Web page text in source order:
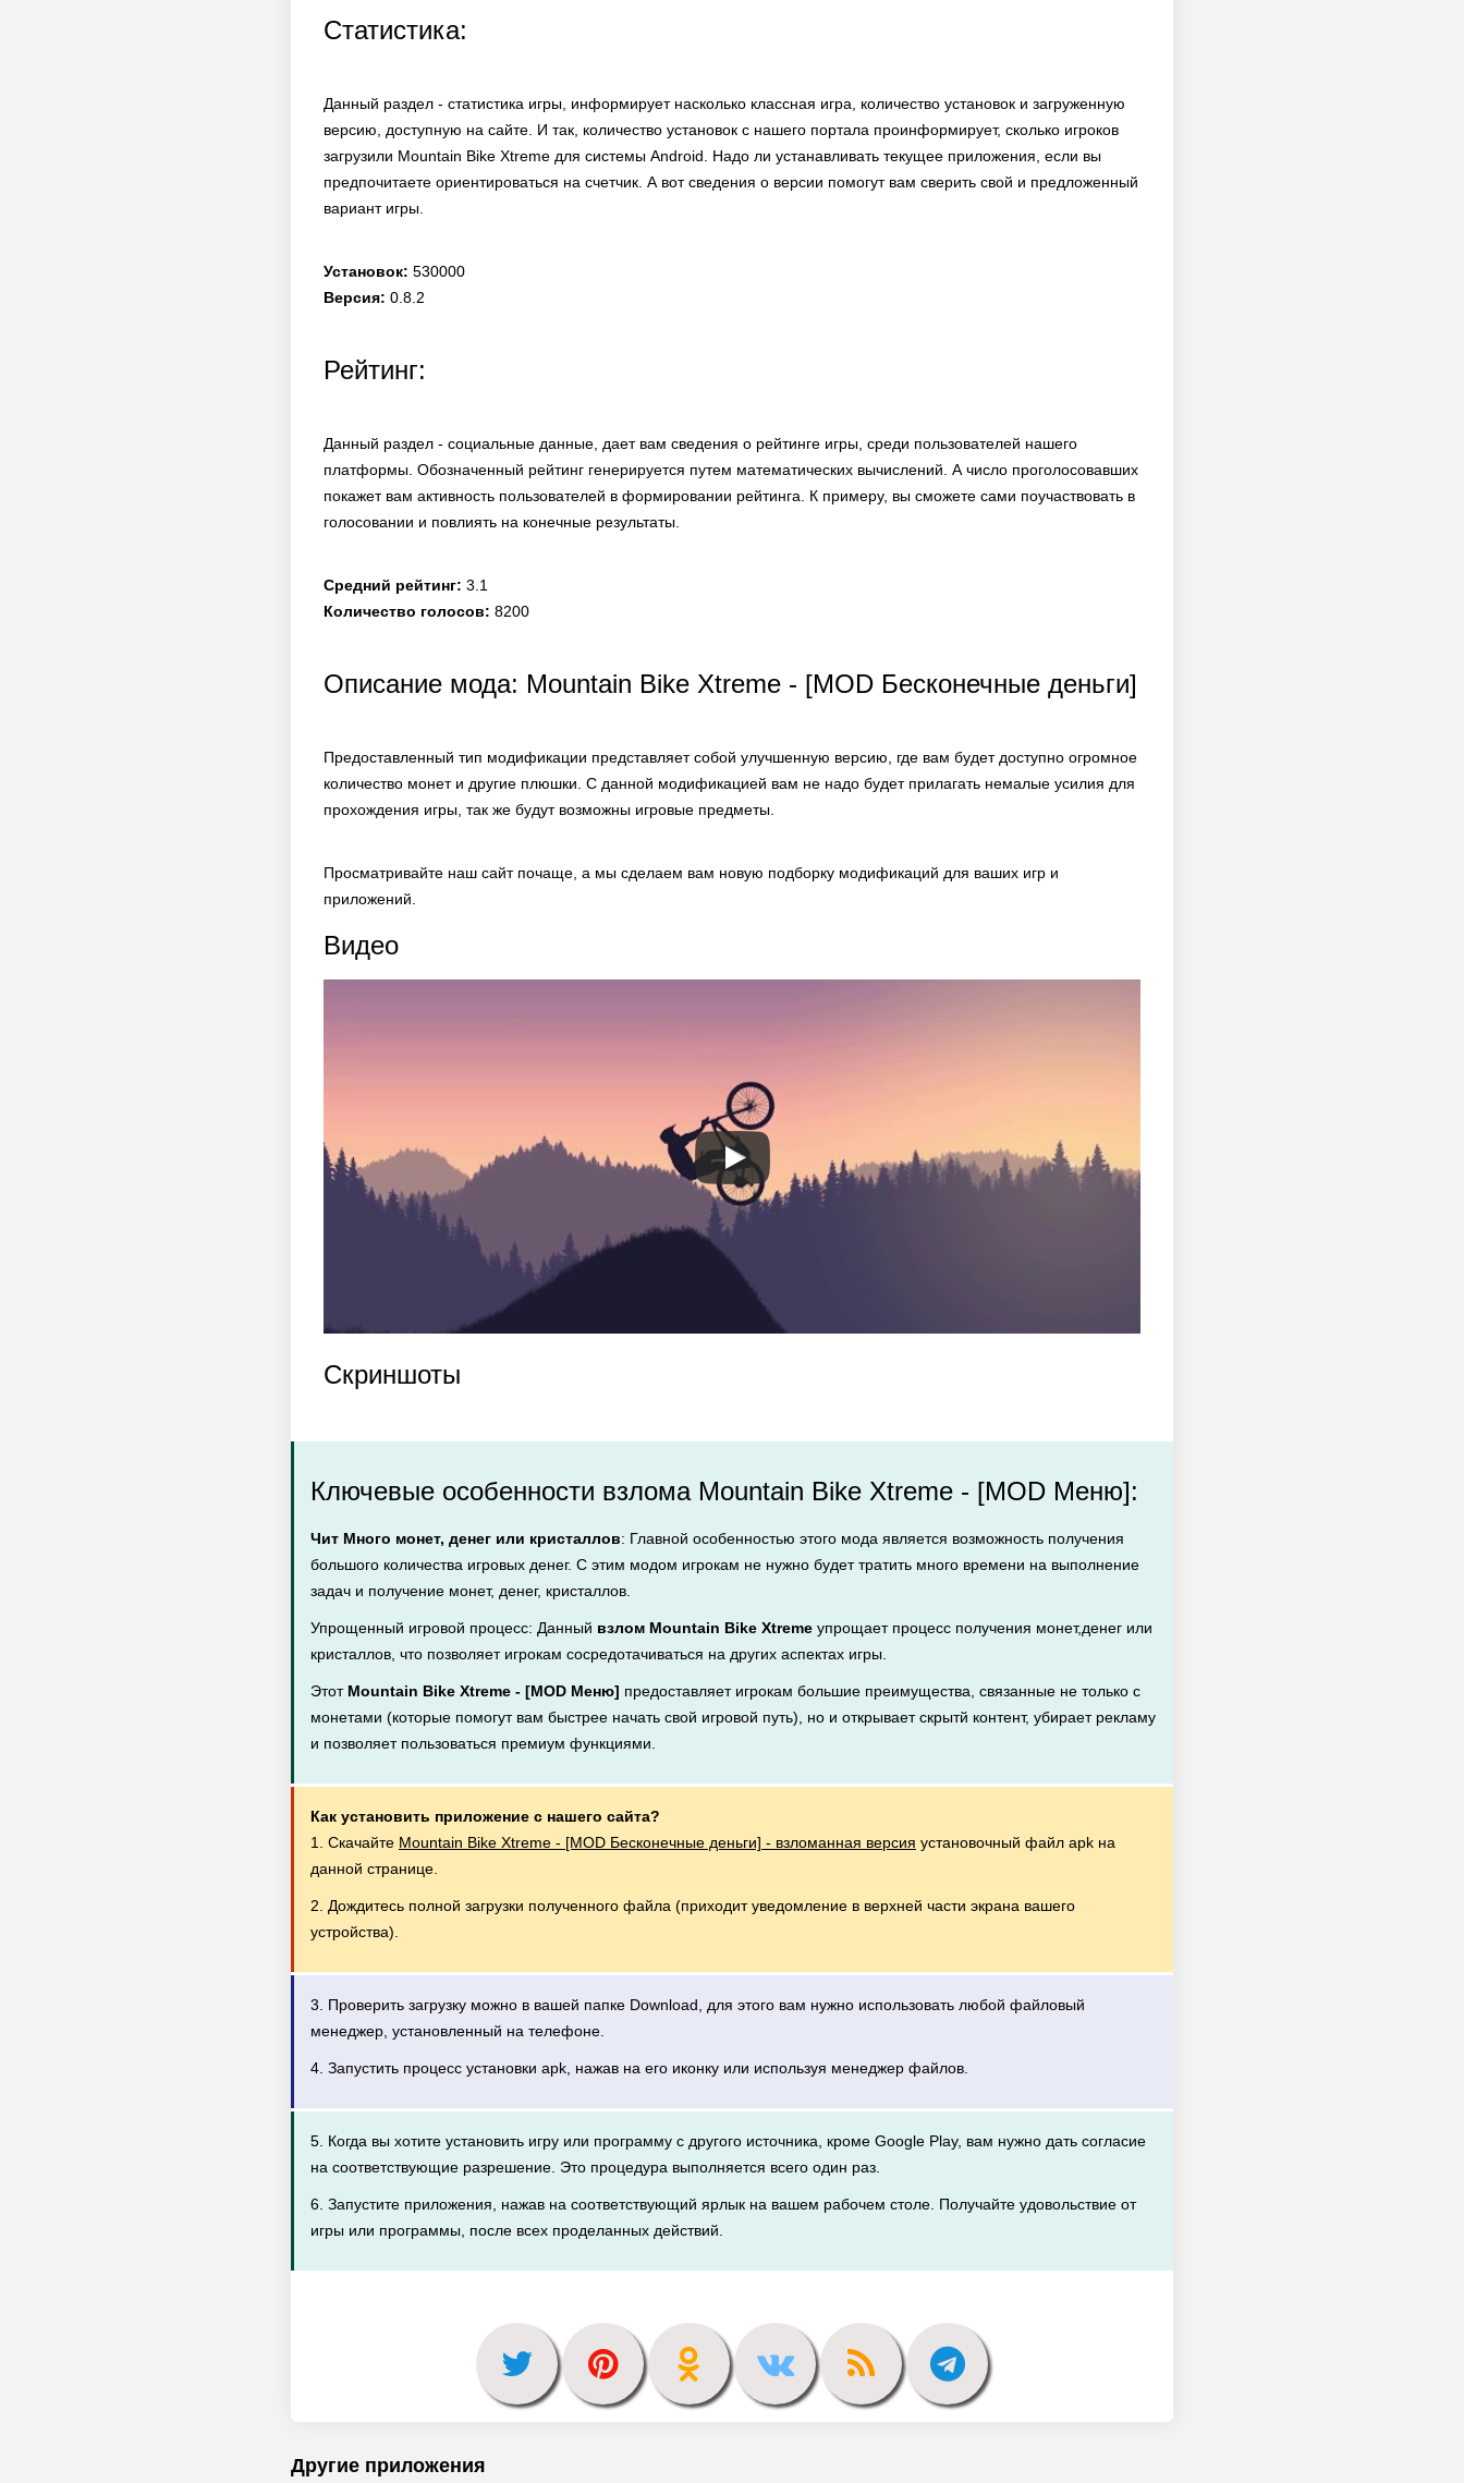
Статистика:
Данный раздел - статистика игры, информирует насколько классная игра, количество установок и загруженную
версию, доступную на сайте. И так, количество установок с нашего портала проинформирует, сколько игроков
загрузили Mountain Bike Xtreme для системы Android. Надо ли устанавливать текущее приложения, если вы
предпочитаете ориентироваться на счетчик. А вот сведения о версии помогут вам сверить свой и предложенный
вариант игры.
Установок: 530000
Версия: 0.8.2
Рейтинг:
Данный раздел - социальные данные, дает вам сведения о рейтинге игры, среди пользователей нашего
платформы. Обозначенный рейтинг генерируется путем математических вычислений. А число проголосовавших
покажет вам активность пользователей в формировании рейтинга. К примеру, вы сможете сами поучаствовать в
голосовании и повлиять на конечные результаты.
Средний рейтинг: 3.1
Количество голосов: 8200
Описание мода: Mountain Bike Xtreme - [MOD Бесконечные деньги]
Предоставленный тип модификации представляет собой улучшенную версию, где вам будет доступно огромное
количество монет и другие плюшки. С данной модификацией вам не надо будет прилагать немалые усилия для
прохождения игры, так же будут возможны игровые предметы.
Просматривайте наш сайт почаще, а мы сделаем вам новую подборку модификаций для ваших игр и
приложений.
Видео
Скриншоты
Ключевые особенности взлома Mountain Bike Xtreme - [MOD Меню]:
Чит Много монет, денег или кристаллов: Главной особенностью этого мода является возможность получения
большого количества игровых денег. С этим модом игрокам не нужно будет тратить много времени на выполнение
задач и получение монет, денег, кристаллов.
Упрощенный игровой процесс: Данный взлом Mountain Bike Xtreme упрощает процесс получения монет,денег или
кристаллов, что позволяет игрокам сосредотачиваться на других аспектах игры.
Этот Mountain Bike Xtreme - [MOD Меню] предоставляет игрокам большие преимущества, связанные не только с
монетами (которые помогут вам быстрее начать свой игровой путь), но и открывает скрытй контент, убирает рекламу
и позволяет пользоваться премиум функциями.
Как установить приложение с нашего сайта?
1. Скачайте Mountain Bike Xtreme - [MOD Бесконечные деньги] - взломанная версия установочный файл apk на
данной странице.
2. Дождитесь полной загрузки полученного файла (приходит уведомление в верхней части экрана вашего
устройства).
3. Проверить загрузку можно в вашей папке Download, для этого вам нужно использовать любой файловый
менеджер, установленный на телефоне.
4. Запустить процесс установки apk, нажав на его иконку или используя менеджер файлов.
5. Когда вы хотите установить игру или программу с другого источника, кроме Google Play, вам нужно дать согласие
на соответствующие разрешение. Это процедура выполняется всего один раз.
6. Запустите приложения, нажав на соответствующий ярлык на вашем рабочем столе. Получайте удовольствие от
игры или программы, после всех проделанных действий.
Другие приложения